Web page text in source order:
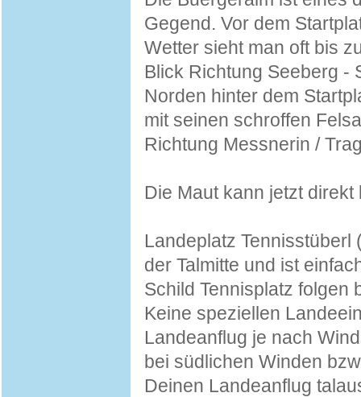
Gegend. Vor dem
Wetter sieht man oft bis
Blick Richtung Seeberg -
Norden hinter dem
mit seinen schroffen
Richtung Messnerin /
Die Maut kann jetzt
Landeplatz Tennisstüberl
der Talmitte und ist
Schild Tennisplatz folgen
Keine speziellen
Landeanflug je nach
bei südlichen Winden
Deinen Landeanflug